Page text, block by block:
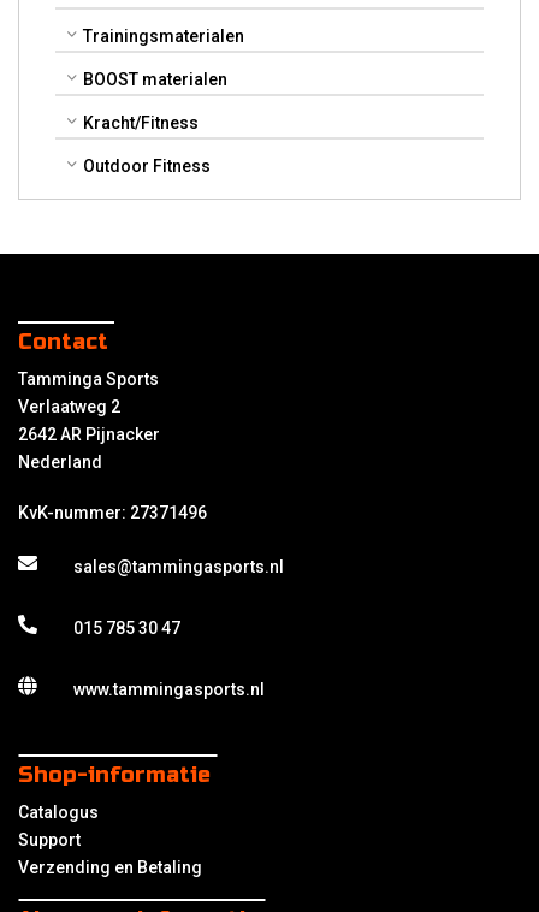
Trainingsmaterialen
BOOST materialen
Kracht/Fitness
Outdoor Fitness
Contact
Tamminga Sports
Verlaatweg 2
2642 AR Pijnacker
Nederland
KvK-nummer: 27371496
sales@tammingasports.nl
015 785 30 47
www.tammingasports.nl
Shop-informatie
Catalogus
Support
Verzending en Betaling